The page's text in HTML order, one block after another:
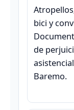
bici y
de
Baremo.